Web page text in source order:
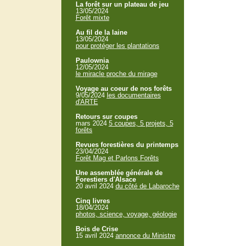
La forêt sur un plateau de jeu
13/05/2024
Forêt mixte
Au fil de la laine
13/05/2024
pour protéger les plantations
Paulownia
12/05/2024
le miracle proche du mirage
Voyage au coeur de nos forêts
9/05/2024 les documentaires
d'ARTE
Retours sur coupes
mars 2024 5 coupes, 5 projets, 5
forêts
Revues forestières du printemps
23/04/2024
Forêt Mag et Parlons Forêts
Une assemblée générale de
Forestiers d'Alsace
20 avril 2024 du côté de Labaroche
Cinq livres
18/04/2024
photos, science, voyage, géologie
Bois de Crise
15 avril 2024 annonce du Ministre